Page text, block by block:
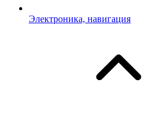
Электроника, навигация